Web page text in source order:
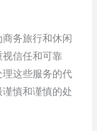
务旅行和休闲
信任和可靠
这些服务的代
慎和谨慎的处